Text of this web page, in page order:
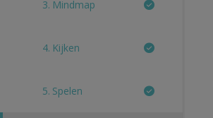
3. Mindmap
4. Kijken
5. Spelen